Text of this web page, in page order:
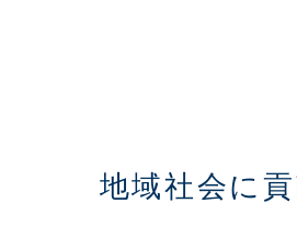
地域社会に